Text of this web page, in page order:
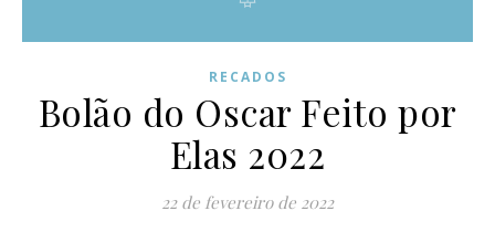
RECADOS
Bolão do Oscar Feito por
Elas 2022
22 de fevereiro de 2022